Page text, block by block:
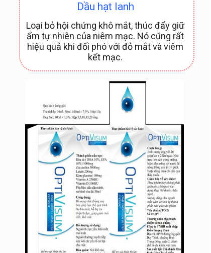
Loại bỏ hội chứng khô mắt, thúc đẩy giữ
ẩm tự nhiên của niêm mạc. Nó cũng rất
hiệu quả khi đối phó với đỏ mắt và viêm
kết mạc.
Dầu hạt lanh